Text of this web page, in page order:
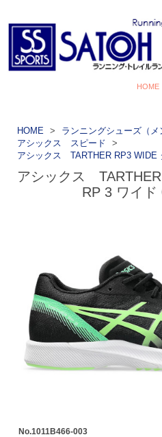
HOME
HOME
ランニングシューズ（メ
アシックス スピード
アシックス TARTHER RP3 WIDE
アシックス
RP 3 ワイド
No.1011B466-003